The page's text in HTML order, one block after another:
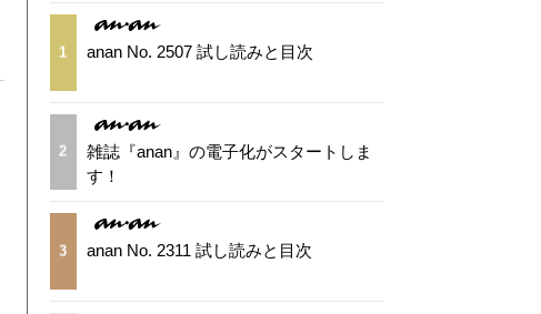
1 anan No. 2507 試し読みと目次
2
雑誌『anan』の電子化がスタートしま
す！
3 anan No. 2311 試し読みと目次